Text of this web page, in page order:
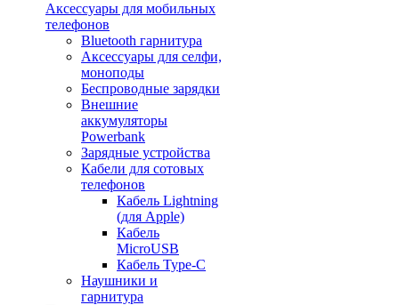
Аксессуары для мобильных
телефонов
Bluetooth гарнитура
Аксессуары для селфи,
моноподы
Беспроводные зарядки
Внешние
аккумуляторы
Powerbank
Зарядные устройства
Кабели для сотовых
телефонов
Кабель Lightning
(для Apple)
Кабель
MicroUSB
Кабель Type-C
Наушники и
гарнитура